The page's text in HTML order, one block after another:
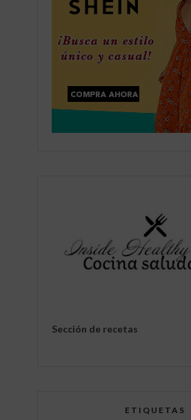
Sección de recetas
ETIQUETAS